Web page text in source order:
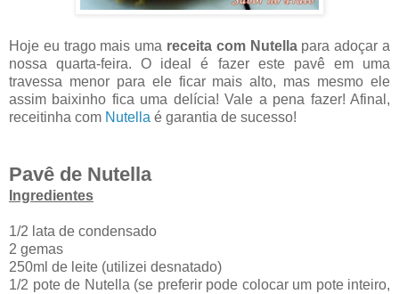
Hoje eu trago mais uma receita com Nutella para adoçar a
nossa quarta-feira. O ideal é fazer este pavê em uma
travessa menor para ele ficar mais alto, mas mesmo ele
assim baixinho fica uma delícia! Vale a pena fazer! Afinal,
receitinha com Nutella é garantia de sucesso!
Pavê de Nutella
Ingredientes
1/2 lata de condensado
2 gemas
250ml de leite (utilizei desnatado)
1/2 pote de Nutella (se preferir pode colocar um pote inteiro,